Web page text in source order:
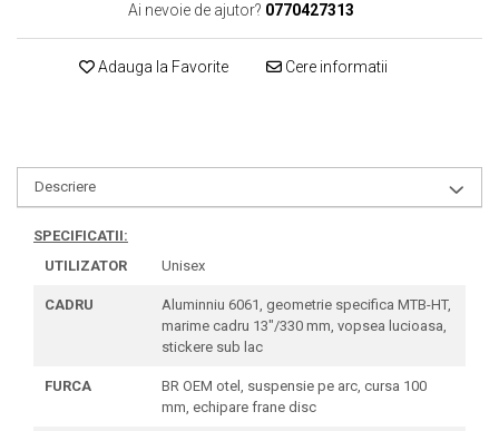
Ai nevoie de ajutor? 0770427313
Adauga la Favorite Cere informatii
Descriere
SPECIFICATII:
UTILIZATOR
Unisex
CADRU
Aluminniu 6061, geometrie specifica MTB-HT,
marime cadru 13"/330 mm, vopsea lucioasa,
stickere sub lac
FURCA
BR OEM otel, suspensie pe arc, cursa 100
mm, echipare frane disc